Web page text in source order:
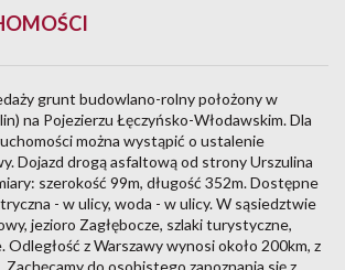
grunt budowlano-rolny położony w
na Pojezierzu Łęczyńsko-Włodawskim. Dla
można wystąpić o ustalenie
Dojazd drogą asfaltową od strony Urszulina
szerokość 99m, długość 352m. Dostępne
- w ulicy, woda - w ulicy. W sąsiedztwie
jezioro Zagłębocze, szlaki turystyczne,
Odległość z Warszawy wynosi około 200km, z